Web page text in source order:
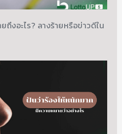
งอะไร? ลางร้ายหรือข่าวดีใน